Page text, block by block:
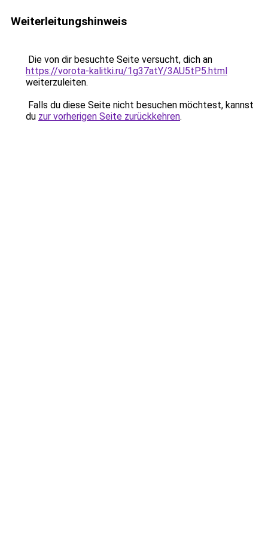
Weiterleitungshinweis
Die von dir besuchte Seite versucht, dich an
https://vorota-kalitki.ru/1g37atY/3AU5tP5.html
weiterzuleiten.
Falls du diese Seite nicht besuchen möchtest, kannst
du zur vorherigen Seite zurückkehren.